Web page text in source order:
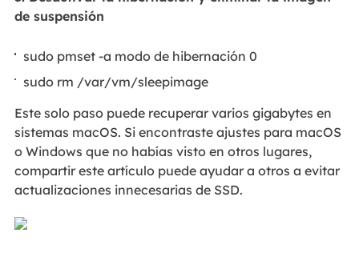
de suspensión
sudo pmset -a modo de hibernación 0
sudo rm /var/vm/sleepimage
Este solo paso puede recuperar varios gigabytes en
sistemas macOS. Si encontraste ajustes para macOS
o Windows que no habías visto en otros lugares,
compartir este artículo puede ayudar a otros a evitar
actualizaciones innecesarias de SSD.